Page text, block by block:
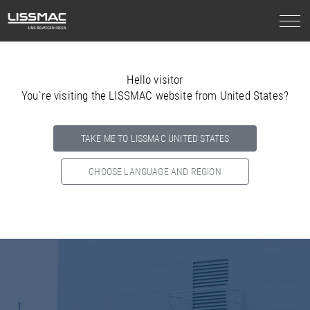
Hello visitor
You`re visiting the LISSMAC website from United States?
TAKE ME TO LISSMAC UNITED STATES
CHOOSE LANGUAGE AND REGION
information for your location.
SOUTH AMERICA